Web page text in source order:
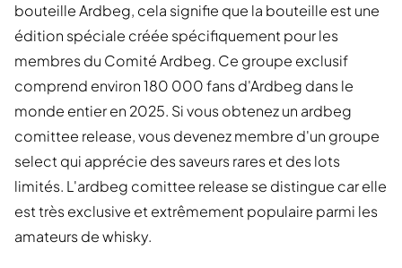
bouteille Ardbeg, cela signifie que la bouteille est une
édition spéciale créée spécifiquement pour les
membres du Comité Ardbeg. Ce groupe exclusif
comprend environ 180 000 fans d'Ardbeg dans le
monde entier en 2025. Si vous obtenez un ardbeg
comittee release, vous devenez membre d'un groupe
select qui apprécie des saveurs rares et des lots
limités. L'ardbeg comittee release se distingue car elle
est très exclusive et extrêmement populaire parmi les
amateurs de whisky.